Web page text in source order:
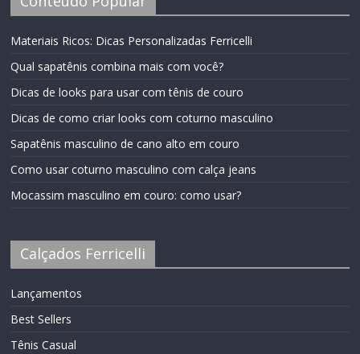
Materiais Ricos: Dicas Personalizadas Ferricelli
Qual sapatênis combina mais com você?
Dicas de looks para usar com tênis de couro
Dicas de como criar looks com coturno masculino
Sapatênis masculino de cano alto em couro
Como usar coturno masculino com calça jeans
Mocassim masculino em couro: como usar?
Calçados Ferricelli
Lançamentos
Best Sellers
Tênis Casual